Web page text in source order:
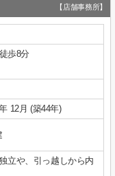
【店舗事務所】
歩8分
12月 (築44年)
立や、引っ越しから内